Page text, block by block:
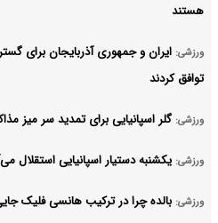
هستند
ورزشی: ایران و جمهوری آذربایجان برای
توافق کردند
ورزشی: گلر اسپانیایی برای تمدید سر میز
ورزشی: یکشنبه دستیار اسپانیایی استقلال
ورزشی: بالده چرا در ترکیب هانسی فلیک